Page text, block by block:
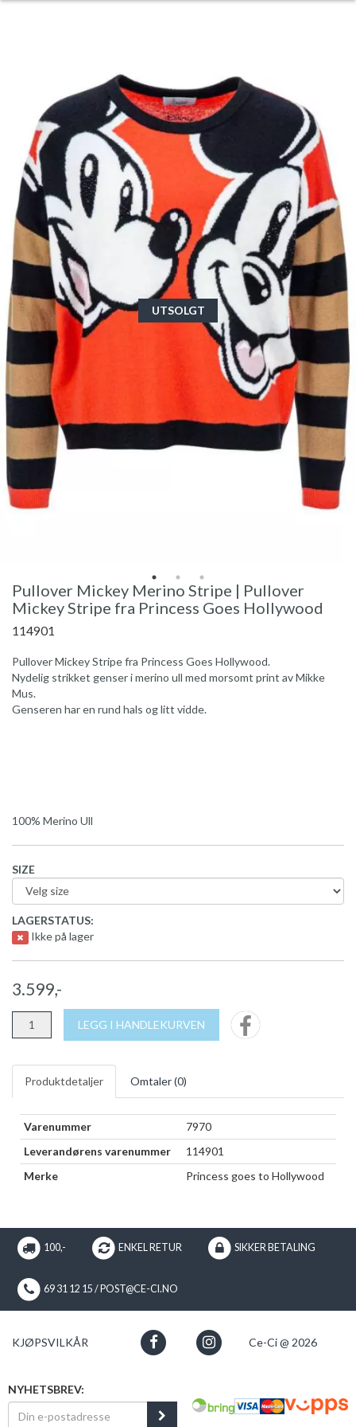
UTSOLGT
Pullover Mickey Merino Stripe | Pullover
Mickey Stripe fra Princess Goes Hollywood
114901
Pullover Mickey Stripe fra Princess Goes Hollywood.
Nydelig strikket genser i merino ull med morsomt print av Mikke
Mus.
Genseren har en rund hals og litt vidde.
100% Merino Ull
SIZE
LAGERSTATUS:
Ikke på lager
3.599,-
LEGG I HANDLEKURVEN
Produktdetaljer Omtaler (0)
Varenummer
7970
Leverandørens varenummer
114901
Merke
Princess goes to Hollywood
100,- ENKEL RETUR SIKKER BETALING
69 31 12 15 / POST@CE-CI.NO
KJØPSVILKÅR Ce-Ci @ 2026
NYHETSBREV: